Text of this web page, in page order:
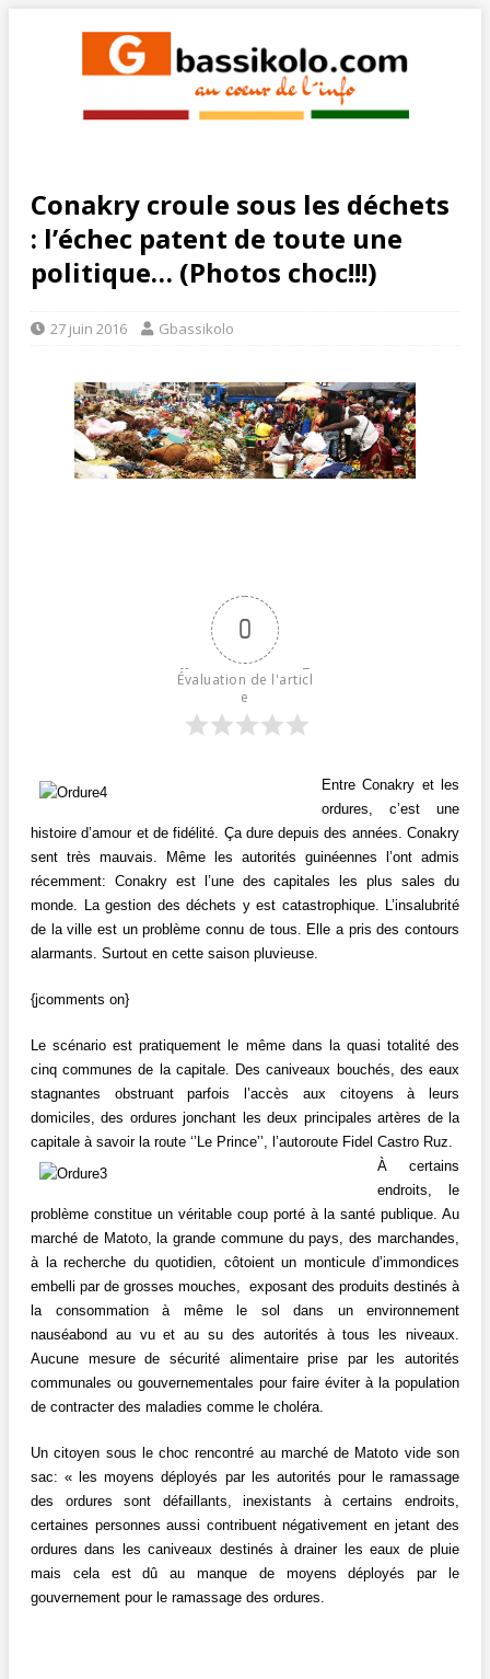
Conakry croule sous les déchets
: l’échec patent de toute une
politique… (Photos choc!!!)
27 juin 2016 Gbassikolo
0
Évaluation de l'articl
e
Entre Conakry et les
ordures, c’est une
histoire d’amour et de fidélité. Ça dure depuis des années. Conakry
sent très mauvais. Même les autorités guinéennes l’ont admis
récemment: Conakry est l’une des capitales les plus sales du
monde. La gestion des déchets y est catastrophique. L’insalubrité
de la ville est un problème connu de tous. Elle a pris des contours
alarmants. Surtout en cette saison pluvieuse.
{jcomments on}
Le scénario est pratiquement le même dans la quasi totalité des
cinq communes de la capitale. Des caniveaux bouchés, des eaux
stagnantes obstruant parfois l’accès aux citoyens à leurs
domiciles, des ordures jonchant les deux principales artères de la
capitale à savoir la route ‘’Le Prince’’, l’autoroute Fidel Castro Ruz.
À certains
endroits, le
problème constitue un véritable coup porté à la santé publique. Au
marché de Matoto, la grande commune du pays, des marchandes,
à la recherche du quotidien, côtoient un monticule d’immondices
embelli par de grosses mouches, exposant des produits destinés à
la consommation à même le sol dans un environnement
nauséabond au vu et au su des autorités à tous les niveaux.
Aucune mesure de sécurité alimentaire prise par les autorités
communales ou gouvernementales pour faire éviter à la population
de contracter des maladies comme le choléra.
Un citoyen sous le choc rencontré au marché de Matoto vide son
sac: « les moyens déployés par les autorités pour le ramassage
des ordures sont défaillants, inexistants à certains endroits,
certaines personnes aussi contribuent négativement en jetant des
ordures dans les caniveaux destinés à drainer les eaux de pluie
mais cela est dû au manque de moyens déployés par le
gouvernement pour le ramassage des ordures.